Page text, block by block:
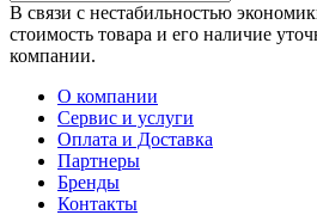
В связи с нестабильностью
стоимость товара и его наличие
компании.
О компании
Сервис и услуги
Оплата и Доставка
Партнеры
Бренды
Контакты